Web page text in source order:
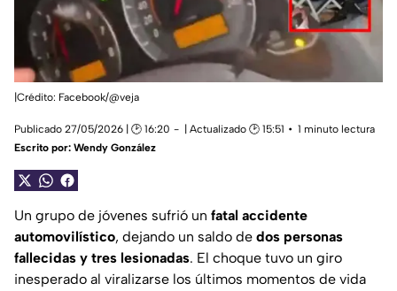
|Crédito: Facebook/@veja
Publicado 27/05/2026 | 🕑 16:20 | Actualizado 🕑 15:51
1 minuto lectura
Escrito por: Wendy González
Un grupo de jóvenes sufrió un fatal accidente
automovilístico, dejando un saldo de dos personas
fallecidas y tres lesionadas. El choque tuvo un giro
inesperado al viralizarse los últimos momentos de vida